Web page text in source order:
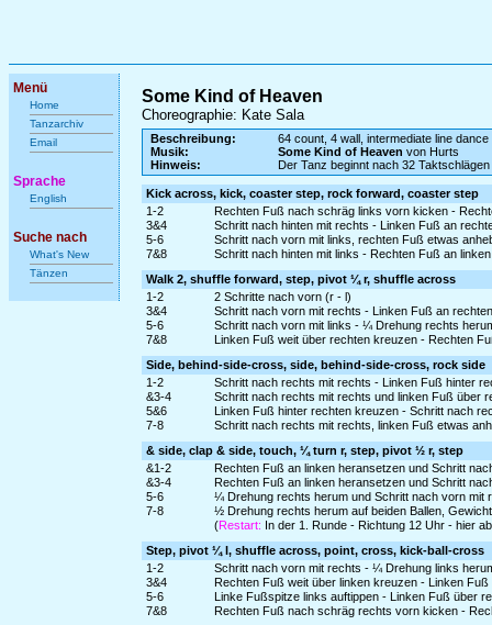
Menü
Home
Tanzarchiv
Email
Sprache
English
Suche nach
What's New
Tänzen
Some Kind of Heaven
Choreographie: Kate Sala
Beschreibung:
64 count, 4 wall, intermediate line dance
Musik:
Some Kind of Heaven von Hurts
Hinweis:
Der Tanz beginnt nach 32 Taktschlägen
Kick across, kick, coaster step, rock forward, coaster step
1-2
Rechten Fuß nach schräg links vorn kicken -
3&4
Schritt nach hinten mit rechts - Linken Fuß an
5-6
Schritt nach vorn mit links, rechten Fuß etwas
7&8
Schritt nach hinten mit links - Rechten Fuß an
Walk 2, shuffle forward, step, pivot ¼ r, shuffle across
1-2
2 Schritte nach vorn (r - l)
3&4
Schritt nach vorn mit rechts - Linken Fuß an
5-6
Schritt nach vorn mit links - ¼ Drehung rechts
7&8
Linken Fuß weit über rechten kreuzen - Rechten
Side, behind-side-cross, side, behind-side-cross, rock side
1-2
Schritt nach rechts mit rechts - Linken Fuß hinter
&3-4
Schritt nach rechts mit rechts und linken Fuß über
5&6
Linken Fuß hinter rechten kreuzen - Schritt nach
7-8
Schritt nach rechts mit rechts, linken Fuß etwas
& side, clap & side, touch, ¼ turn r, step, pivot ½ r, step
&1-2
Rechten Fuß an linken heransetzen und Schritt
&3-4
Rechten Fuß an linken heransetzen und Schritt
5-6
¼ Drehung rechts herum und Schritt nach vorn mit
7-8
½ Drehung rechts herum auf beiden Ballen,
(Restart: In der 1. Runde - Richtung 12 Uhr - hier
Step, pivot ¼ l, shuffle across, point, cross, kick-ball-cross
1-2
Schritt nach vorn mit rechts - ¼ Drehung links
3&4
Rechten Fuß weit über linken kreuzen - Linken
5-6
Linke Fußspitze links auftippen - Linken Fuß über
7&8
Rechten Fuß nach schräg rechts vorn kicken -